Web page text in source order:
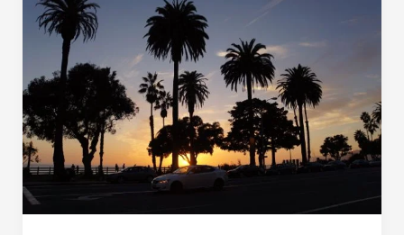
de
Viagem
Estados
Unidos
(Índice
de
posts)